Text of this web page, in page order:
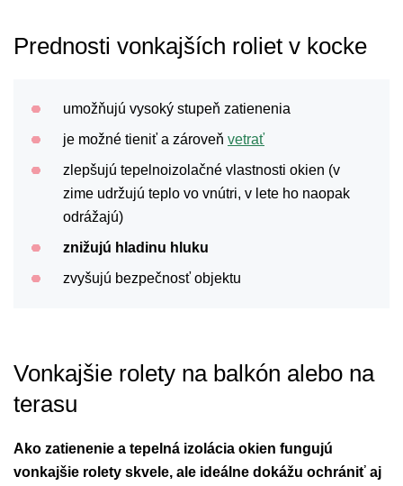
Prednosti vonkajších roliet v kocke
umožňujú vysoký stupeň zatienenia
je možné tieniť a zároveň vetrať
zlepšujú tepelnoizolačné vlastnosti okien (v
zime udržujú teplo vo vnútri, v lete ho naopak
odrážajú)
znižujú hladinu hluku
zvyšujú bezpečnosť objektu
Vonkajšie rolety na balkón alebo na
terasu
Ako zatienenie a tepelná izolácia okien fungujú
vonkajšie rolety skvele, ale ideálne dokážu ochrániť aj